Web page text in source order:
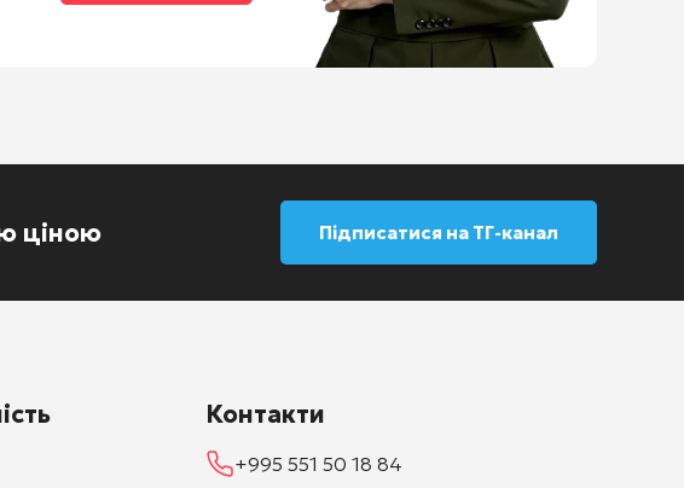
ціною Підписатися на ТГ-канал
Контакти
+995 551 50 18 84